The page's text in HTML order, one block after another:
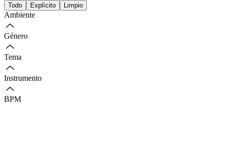
Todo Explícito Limpio
Ambiente
Género
Tema
Instrumento
BPM